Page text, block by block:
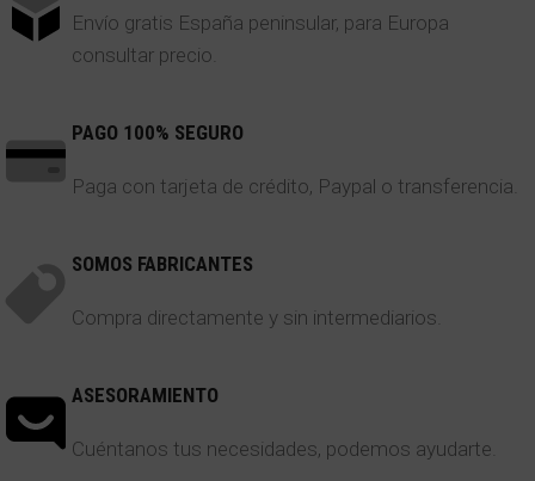
Envío gratis España peninsular, para Europa
consultar precio.
PAGO 100% SEGURO
Paga con tarjeta de crédito, Paypal o transferencia.
SOMOS FABRICANTES
Compra directamente y sin intermediarios.
ASESORAMIENTO
Cuéntanos tus necesidades, podemos ayudarte.